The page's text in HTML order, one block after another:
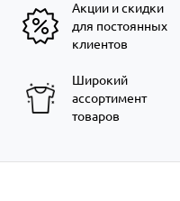
Акции и скидки
для постоянных
клиентов
Широкий
ассортимент
товаров